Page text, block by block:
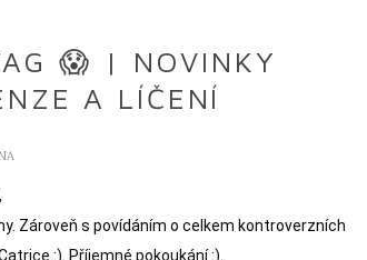
😱 | NOVINKY
A LÍČENÍ
Zároveň s povídáním o celkem kontroverzních
:). Příjemné pokoukání :).